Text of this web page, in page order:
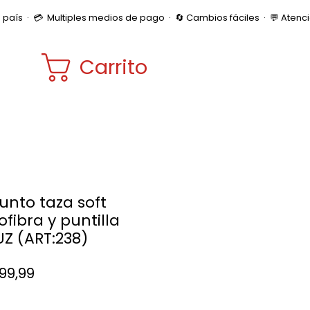
Carrito
taza soft
y puntilla
(ART:238)